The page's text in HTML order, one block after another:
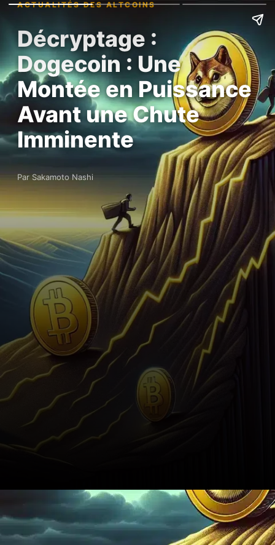
ACTUALITÉS DES ALTCOINS
Décryptage :
Dogecoin : Une
Montée en Puissance
Avant une Chute
Imminente
Par Sakamoto Nashi